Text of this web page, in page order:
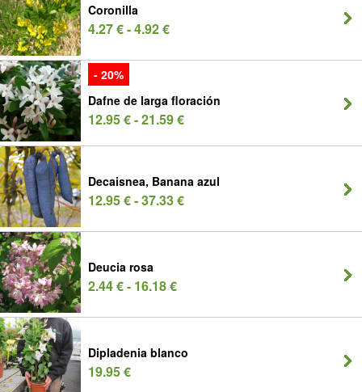
Coronilla
4.27 € - 4.92 €
- 20%
Dafne de larga floración
12.95 € - 21.59 €
Decaisnea, Banana azul
12.95 € - 37.33 €
Deucia rosa
2.44 € - 16.18 €
Dipladenia blanco
19.95 €